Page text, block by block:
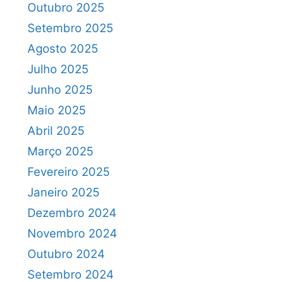
Outubro 2025
Setembro 2025
Agosto 2025
Julho 2025
Junho 2025
Maio 2025
Abril 2025
Março 2025
Fevereiro 2025
Janeiro 2025
Dezembro 2024
Novembro 2024
Outubro 2024
Setembro 2024